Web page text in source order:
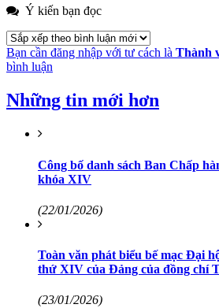
Ý kiến bạn đọc
Bạn cần đăng nhập với tư cách là Thành
bình luận
Những tin mới hơn
Công bố danh sách Ban Chấp
khóa XIV
(22/01/2026)
Toàn văn phát biểu bế mạc Đại
thứ XIV của Đảng của đồng chí
(23/01/2026)